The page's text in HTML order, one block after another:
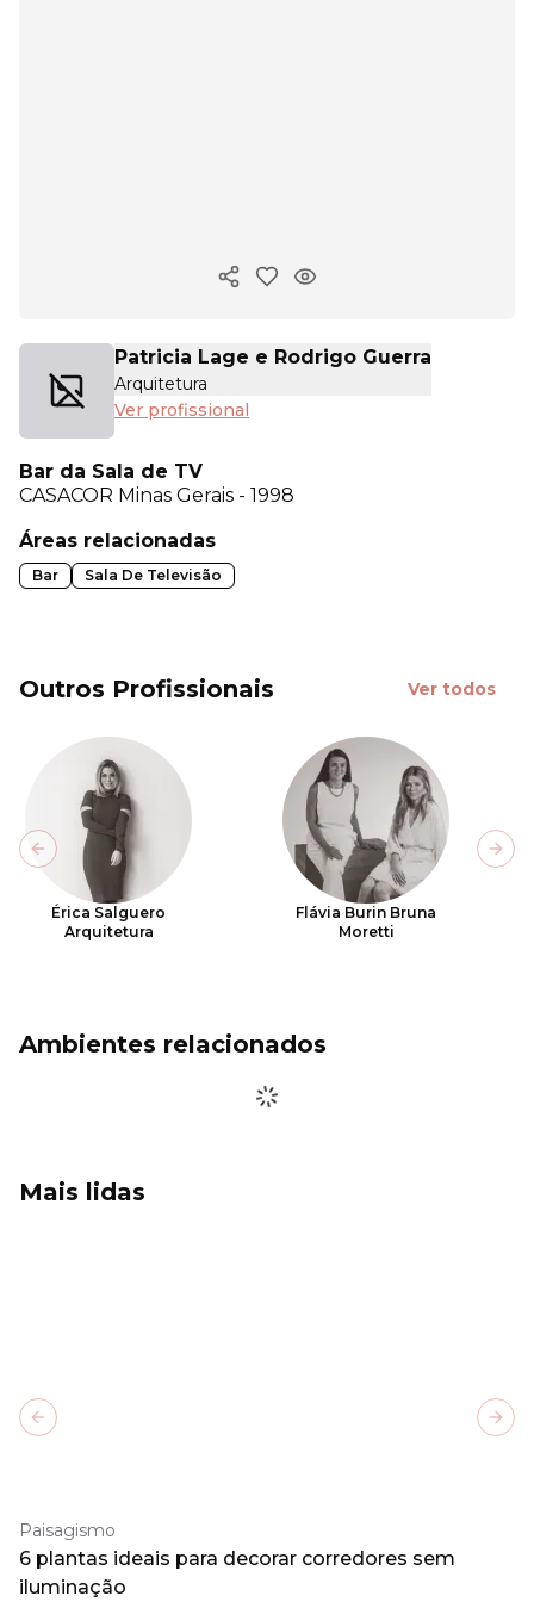
Copiar link
Patricia Lage e Rodrigo Guerra
Arquitetura
Ver profissional
Bar da Sala de TV
CASACOR Minas Gerais - 1998
Áreas relacionadas
Bar Sala De Televisão
Outros Profissionais Ver todos
Érica Salguero
Arquitetura
Flávia Burin Bruna
Moretti
Previous slide
Ambientes relacionados
Mais lidas
Paisagismo
6 plantas ideais para decorar corredores sem
iluminação
Previous slide